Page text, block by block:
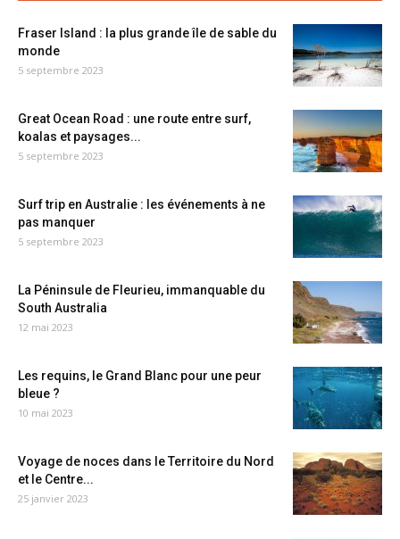
Fraser Island : la plus grande île de sable du
monde
5 septembre 2023
Great Ocean Road : une route entre surf,
koalas et paysages...
5 septembre 2023
Surf trip en Australie : les événements à ne
pas manquer
5 septembre 2023
La Péninsule de Fleurieu, immanquable du
South Australia
12 mai 2023
Les requins, le Grand Blanc pour une peur
bleue ?
10 mai 2023
Voyage de noces dans le Territoire du Nord
et le Centre...
25 janvier 2023